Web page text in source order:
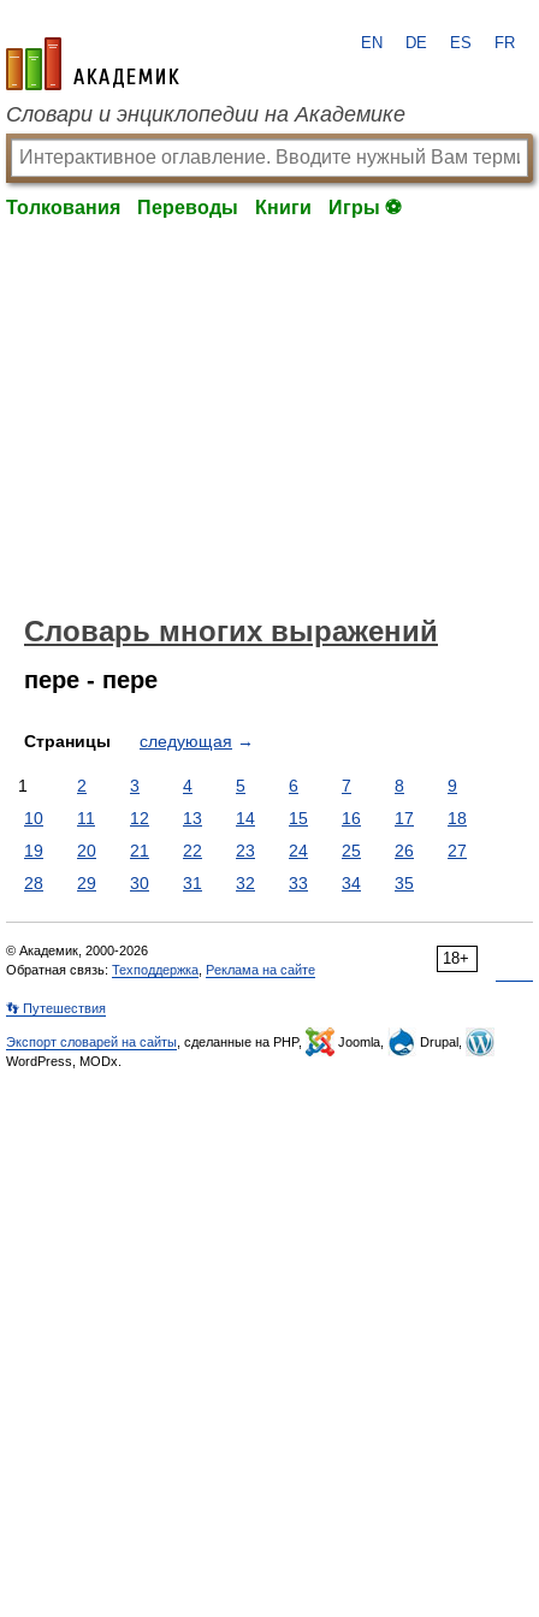
academic.ru
EN DE ES FR
Словари и энциклопедии на Академике
Толкования Переводы Книги Игры ⚽
Словарь многих выражений
пере - пере
Страницы следующая →
1 2 3 4 5 6 7 8
9
10
11 12 13 14 15 16 17
18
19
20 21 22 23 24 25 26
27
28
29 30 31 32 33 34 35
18+
© Академик, 2000-2026
Обратная связь: Техподдержка Реклама на сайте
👣 Путешествия
Экспорт словарей на сайты , сделанные на PHP, Joomla,
Drupal,
WordPress, MODx.